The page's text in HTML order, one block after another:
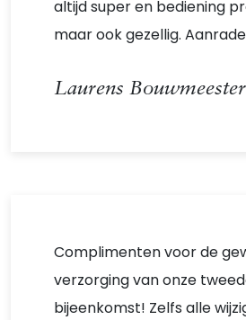
altijd super en bediening
maar ook gezellig.
Laurens Bouwmeester
Complimenten voor de
verzorging van onze
bijeenkomst! Zelfs alle